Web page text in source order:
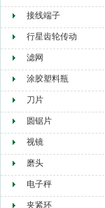
接线端子
行星齿轮传动
滤网
涂胶塑料瓶
刀片
圆锯片
视镜
磨头
电子秤
夹紧环